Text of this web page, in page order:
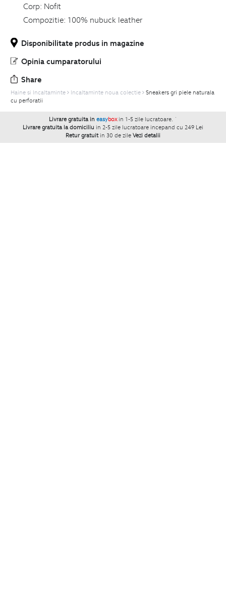
Corp: Nofit
Compozitie: 100% nubuck leather
Disponibilitate produs in magazine
Opinia cumparatorului
Share
Haine si Incaltaminte Incaltaminte noua colectie
Sneakers gri piele naturala
cu perforatii
Livrare gratuita in easybox in 1-5 zile lucratoare. `
Livrare gratuita la domiciliu in 2-5 zile lucratoare incepand cu 249 Lei
Retur gratuit in 30 de zile Vezi detalii